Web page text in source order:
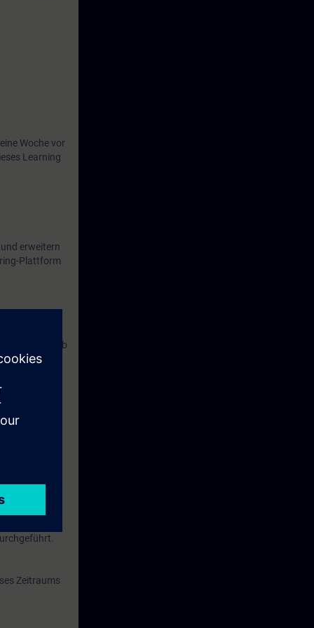
S7-
Sie in der
Woche vor
Learning
erweitern
Plattform
einem Antrieb
gewählte
ZVEI auf
Zeitraums